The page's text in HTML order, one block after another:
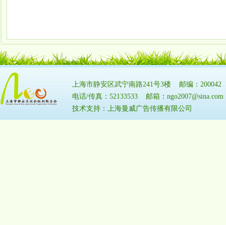
上海市静安区武宁南路241号3楼 邮编：
电话/传真：52133533 邮箱：
技术支持：上海曼威广告传播有限公司